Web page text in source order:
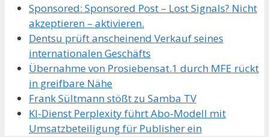
Sponsored: Sponsored Post – Lost Signals? Nicht
akzeptieren – aktivieren.
Dentsu prüft anscheinend Verkauf seines
internationalen Geschäfts
Übernahme von Prosiebensat.1 durch MFE rückt
in greifbare Nähe
Frank Sültmann stößt zu Samba TV
KI-Dienst Perplexity führt Abo-Modell mit
Umsatzbeteiligung für Publisher ein